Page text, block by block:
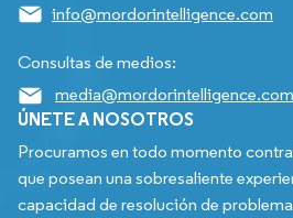
info@mordorintelligence.com
Consultas de medios:
media@mordorintelligence.com
ÚNETE A NOSOTROS
Procuramos en todo momento
que posean una sobresaliente
capacidad de resolución de